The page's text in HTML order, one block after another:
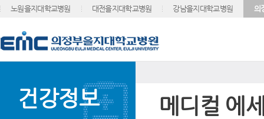
노원을지대학교병원 대전을지대학교병원 강남을지대학교병원 의
건강정보 메디컬 에